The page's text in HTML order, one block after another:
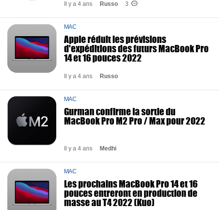
Il y a 4 ans Russo 3
MAC
Apple réduit les prévisions
d'expéditions des futurs MacBook Pro
14 et 16 pouces 2022
Il y a 4 ans Russo
MAC
Gurman confirme la sortie du
MacBook Pro M2 Pro / Max pour 2022
Il y a 4 ans Medhi
MAC
Les prochains MacBook Pro 14 et 16
pouces entreront en production de
masse au T4 2022 (Kuo)